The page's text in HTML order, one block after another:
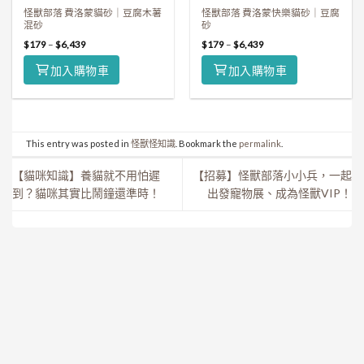
怪獸部落 費洛蒙貓砂｜豆腐木薯
混砂
$179 –$6,439
加入購物車
怪獸部落 費洛蒙快樂貓砂｜豆腐
砂
$179 –$6,439
加入購物車
This entry was posted in 怪獸怪知識. Bookmark the permalink.
【貓咪知識】養貓就不用怕遲
到？貓咪其實比鬧鐘還準時！
【招募】怪獸部落小小兵，一起
出發寵物展、成為怪獸VIP！